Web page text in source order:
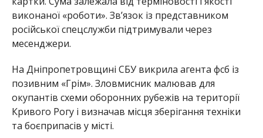
виконаної «роботи». Зв’язок із представником
російської спецслужби підтримували через
месенджери.
На Дніпропетровщині СБУ викрила агента фсб із
позивним «Грім». Зловмисник малював для
окупантів схеми оборонних рубежів на території
Кривого Рогу і визначав місця зберігання техніки
та боєприпасів у місті.